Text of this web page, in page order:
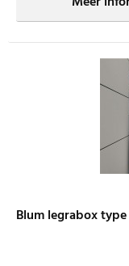
Blum legrabox